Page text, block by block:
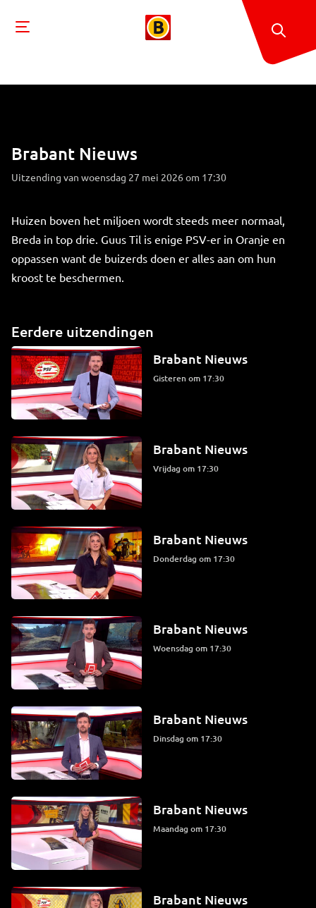
Brabant Nieuws
Uitzending van woensdag 27 mei 2026 om 17:30
Huizen boven het miljoen wordt steeds meer normaal,
Breda in top drie. Guus Til is enige PSV-er in Oranje en
oppassen want de buizerds doen er alles aan om hun
kroost te beschermen.
Eerdere uitzendingen
Brabant Nieuws
Gisteren om 17:30
Brabant Nieuws
vrijdag om 17:30
Brabant Nieuws
donderdag om 17:30
Brabant Nieuws
woensdag om 17:30
Brabant Nieuws
dinsdag om 17:30
Brabant Nieuws
maandag om 17:30
Brabant Nieuws